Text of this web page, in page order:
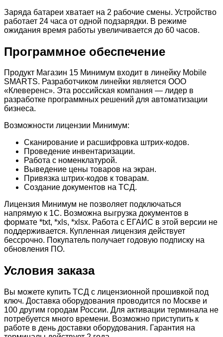
Заряда батареи хватает на 2 рабочие смены. Устройство
работает 24 часа от одной подзарядки. В режиме
ожидания время работы увеличивается до 60 часов.
Программное обеспечение
Продукт Магазин 15 Минимум входит в линейку Mobile
SMARTS. Разработчиком линейки является ООО
«Клеверенс». Эта российская компания — лидер в
разработке программных решений для автоматизации
бизнеса.
Возможности лицензии Минимум:
Сканирование и расшифровка штрих-кодов.
Проведение инвентаризации.
Работа с номенклатурой.
Выведение цены товаров на экран.
Привязка штрих-кодов к товарам.
Создание документов на ТСД.
Лицензия Минимум не позволяет подключаться
напрямую к 1С. Возможна выгрузка документов в
формате *txt, *xls, *xlsx. Работа с ЕГАИС в этой версии не
поддерживается. Купленная лицензия действует
бессрочно. Покупатель получает годовую подписку на
обновления ПО.
Условия заказа
Вы можете купить ТСД с лицензионной прошивкой под
ключ. Доставка оборудования проводится по Москве и
100 другим городам России. Для активации терминала не
потребуется много времени. Возможно приступить к
работе в день доставки оборудования. Гарантия на